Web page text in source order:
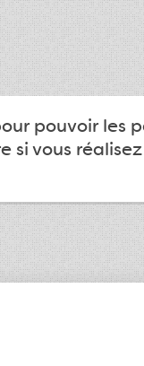
pouvoir les
si vous